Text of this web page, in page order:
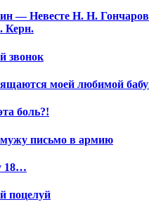
— Невесте Н. Н.
Керн.
звонок
моей любимой
боль?!
письмо в армию
18…
поцелуй